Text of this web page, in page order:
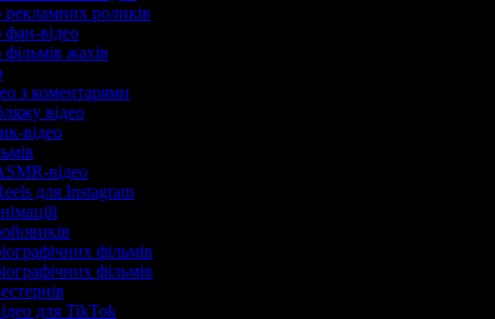
рекламних роликів
фан-відео
фільмів жахів
з коментарями
відео
відео
відео
для Instagram
фільмів
фільмів
для TikTok